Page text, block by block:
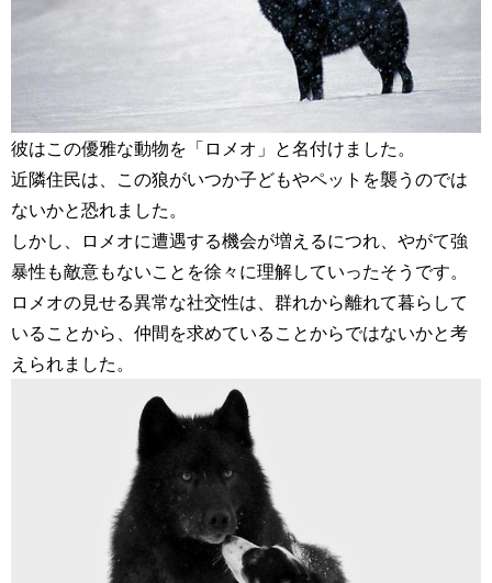
彼はこの優雅な動物を「ロメオ」と名付けました。
近隣住民は、この狼がいつか子どもやペットを襲うのでは
ないかと恐れました。
しかし、ロメオに遭遇する機会が増えるにつれ、やがて強
暴性も敵意もないことを徐々に理解していったそうです。
ロメオの見せる異常な社交性は、群れから離れて暮らして
いることから、仲間を求めていることからではないかと考
えられました。